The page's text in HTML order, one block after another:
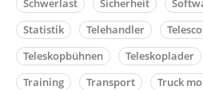
Schwerlast
Sicherheit
Statistik
Telehandler
Teleskopbühnen
Teleskoplader
Training
Transport
Truck